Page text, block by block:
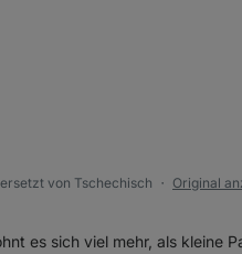
von Tschechisch ●
Original
es sich viel mehr, als kleine